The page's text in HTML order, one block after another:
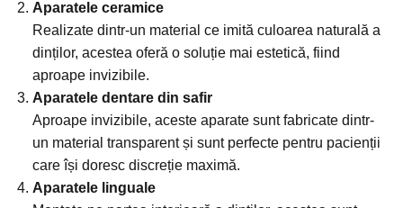
Aparatele ceramice
Realizate dintr-un material ce imită culoarea naturală a
dinților, acestea oferă o soluție mai estetică, fiind
aproape invizibile.
Aparatele dentare din safir
Aproape invizibile, aceste aparate sunt fabricate dintr-
un material transparent și sunt perfecte pentru pacienții
care își doresc discreție maximă.
Aparatele linguale